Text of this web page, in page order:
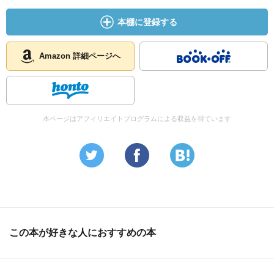
本棚に登録する
Amazon 詳細ページへ
本ページはアフィリエイトプログラムによる収益を得ています
この本が好きな人におすすめの本